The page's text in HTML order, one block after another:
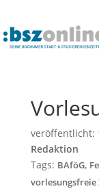
veröffentlicht:
Redaktion
Tags: BAföG,
vorlesungsfreie